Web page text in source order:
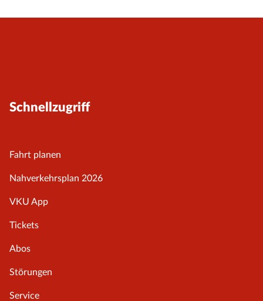
Schnellzugriff
Fahrt planen
Nahverkehrsplan 2026
VKU App
Tickets
Abos
Störungen
Service